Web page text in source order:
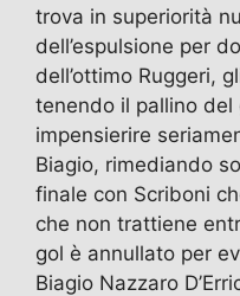
trova in superiorità
dell’espulsione per
dell’ottimo Ruggeri,
tenendo il pallino del
impensierire
Biagio, rimediando
finale con Scriboni
che non trattiene
gol è annullato per
Biagio Nazzaro